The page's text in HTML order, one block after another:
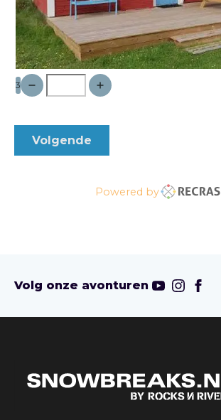
3
Volgende
Powered by
Volg onze avonturen